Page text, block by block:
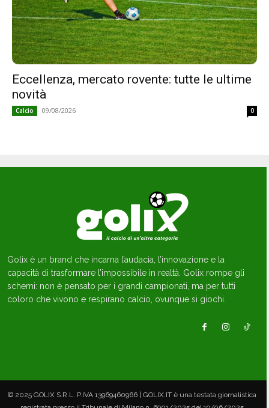
Eccellenza, mercato rovente: tutte le ultime
novità
Calcio 09/08/2026 0
Golix è un brand che incarna l’audacia, l’innovazione e la
capacità di trasformare l’impossibile in realtà. Golix rompe gli
schemi: non è pensato per i grandi campionati, ma per tutti
coloro che vivono e respirano calcio, ovunque si giochi.
© 2025 GOLIX S.R.L. P.IVA 13969460966 | GOLIX.IT è una testata giornalistica